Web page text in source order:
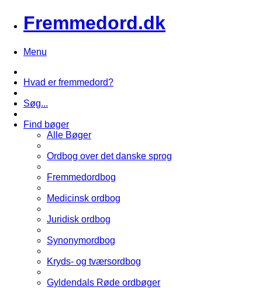
Fremmedord.dk
Menu
Hvad er fremmedord?
Søg...
Find bøger
Alle Bøger
Ordbog over det danske sprog
Fremmedordbog
Medicinsk ordbog
Juridisk ordbog
Synonymordbog
Kryds- og tværsordbog
Gyldendals Røde ordbøger